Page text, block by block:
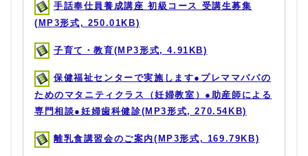
手話奉仕員養成講座 初級コース 受講生募集
(MP3形式, 250.01KB)
子育て・教育(MP3形式, 4.91KB)
保健福祉センターで実施します●プレママパパの
ためのマタニティクラス（妊婦教室）●助産師による
専門相談●妊婦歯科健診(MP3形式, 270.54KB)
離乳食講習会のご案内(MP3形式, 169.79KB)